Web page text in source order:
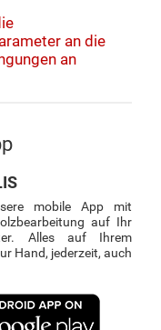
an die
an
mobile App mit
auf Ihr
Alles auf Ihrem
Hand, jederzeit, auch